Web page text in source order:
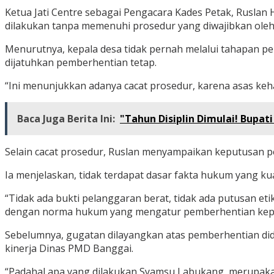
Ketua Jati Centre sebagai Pengacara Kades Petak,
dilakukan tanpa memenuhi prosedur yang diwajibkan
Menurutnya, kepala desa tidak pernah melalui tahapan
dijatuhkan pemberhentian tetap.
“Ini menunjukkan adanya cacat prosedur, karena asas
Baca Juga Berita Ini: "Tahun Disiplin Dimulai!
Selain cacat prosedur, Ruslan menyampaikan keputusan
Ia menjelaskan, tidak terdapat dasar fakta hukum yang
“Tidak ada bukti pelanggaran berat, tidak ada putusan
dengan norma hukum yang mengatur pemberhentian
Sebelumnya, gugatan dilayangkan atas pemberhentian
kinerja Dinas PMD Banggai.